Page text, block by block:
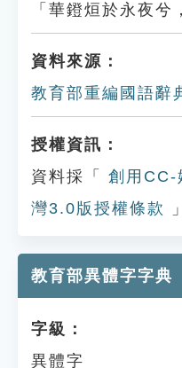
「華鐙烜於永夜兮
資料來源：
教育部重編國語辭
授權資訊：
資料採「
創用CC-
灣3.0版授權條款
教育部異體字字典
字級：
異體字